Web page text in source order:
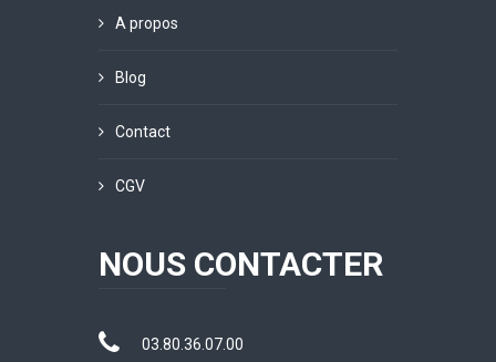
A propos
Blog
Contact
CGV
NOUS CONTACTER
03.80.36.07.00